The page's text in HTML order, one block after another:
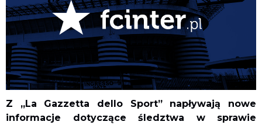
Z „La Gazzetta dello Sport” napływają nowe
informacje dotyczące śledztwa w sprawie